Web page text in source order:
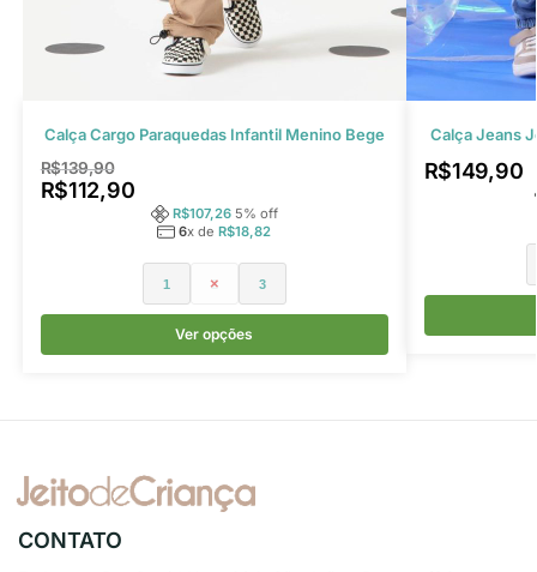
Calça Cargo Paraquedas Infantil Menino Bege
R$139,90
R$112,90
R$107,26 5% off
6x deR$18,82
1 2 3
Ver opções
Calça Jeans
R$149,90
CONTATO